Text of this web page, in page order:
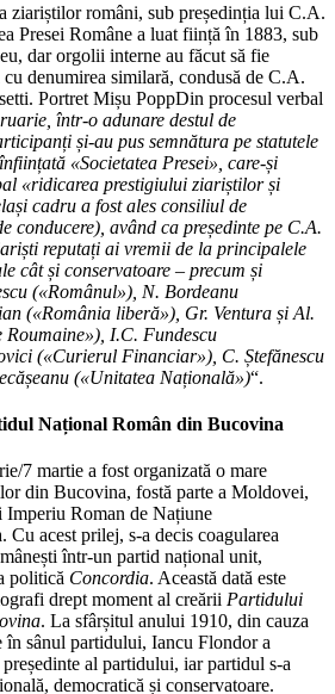
ziariștilor români, sub președinția lui C.A.
Presei Române a luat ființă în 1883, sub
dar orgolii interne au făcut să fie
denumirea similară, condusă de C.A.
Din procesul verbal
într-o adunare destul de
și-au pus semnătura pe statutele
«Societatea Presei», care-și
«ridicarea prestigiului ziariștilor și
cadru a fost ales consiliul de
conducere), având ca președinte pe C.A.
reputați ai vremii de la principalele
cât și conservatoare – precum și
(«Românul»), N. Bordeanu
(«România liberă»), Gr. Ventura și Al.
Roumaine»), I.C. Fundescu
(«Curierul Financiar»), C. Ștefănescu
(«Unitatea Națională»)“.
Național Român din Bucovina
7 martie a fost organizată o mare
din Bucovina, fostă parte a Moldovei,
Imperiu Roman de Națiune
acest prilej, s-a decis coagularea
într-un partid național unit,
politică Concordia. Această dată este
drept moment al creării Partidului
. La sfârșitul anului 1910, din cauza
sânul partidului, Iancu Flondor a
al partidului, iar partidul s-a
democratică și conservatoare.